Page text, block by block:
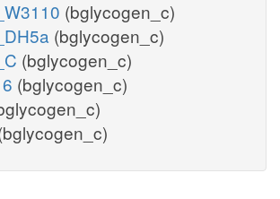
(bglycogen_c)
(bglycogen_c)
(bglycogen_c)
(bglycogen_c)